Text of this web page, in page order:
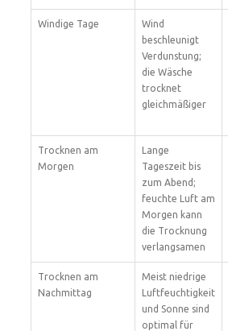
Windige Tage
Wind
beschleunigt
Verdunstung;
die Wäsche
trocknet
gleichmäßiger
Trocknen am
Morgen
Lange
Tageszeit bis
zum Abend;
feuchte Luft am
Morgen kann
die Trocknung
verlangsamen
Trocknen am
Nachmittag
Meist niedrige
Luftfeuchtigkeit
und Sonne sind
optimal für